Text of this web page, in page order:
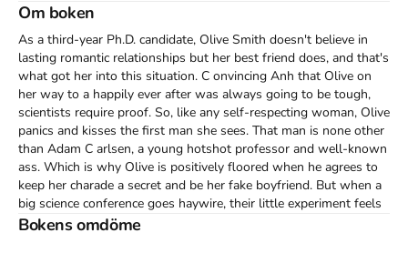
Om boken
As a third-year Ph.D. candidate, Olive Smith doesn't believe in
lasting romantic relationships but her best friend does, and that's
what got her into this situation. C onvincing Anh that Olive on
her way to a happily ever after was always going to be tough,
scientists require proof. So, like any self-respecting woman, Olive
panics and kisses the first man she sees. That man is none other
than Adam C arlsen, a young hotshot professor and well-known
ass. Which is why Olive is positively floored when he agrees to
keep her charade a secret and be her fake boyfriend. But when a
big science conference goes haywire, their little experiment feels
dangerously close to combustion. Olive discovers that the only
Bokens omdöme